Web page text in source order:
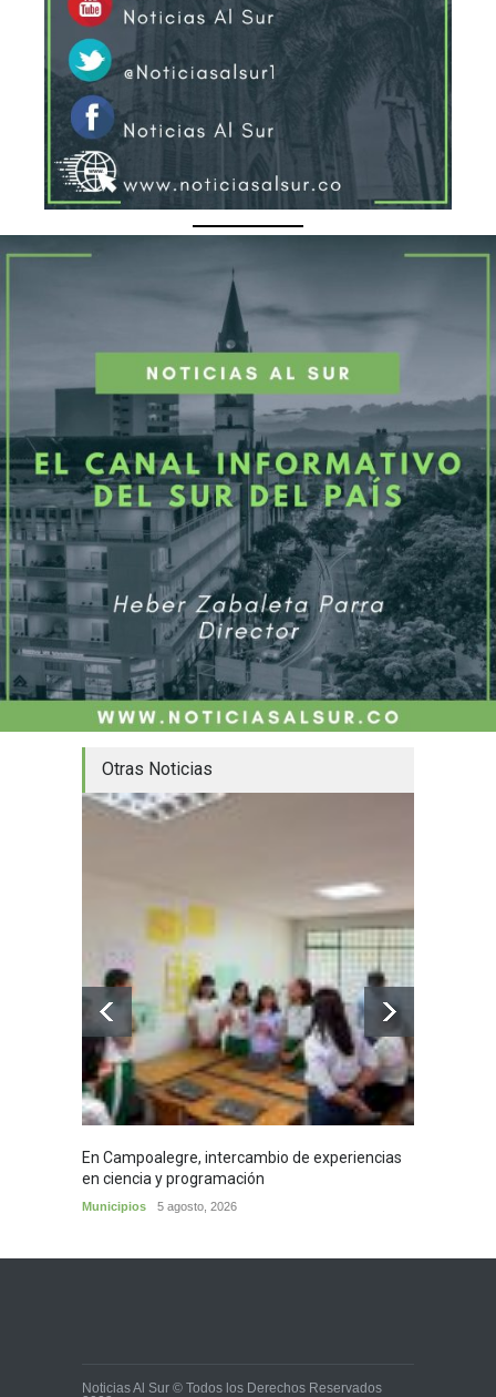
Otras Noticias
En Campoalegre, intercambio de experiencias
en ciencia y programación
Municipios 5 agosto, 2026
Noticias Al Sur © Todos los Derechos Reservados